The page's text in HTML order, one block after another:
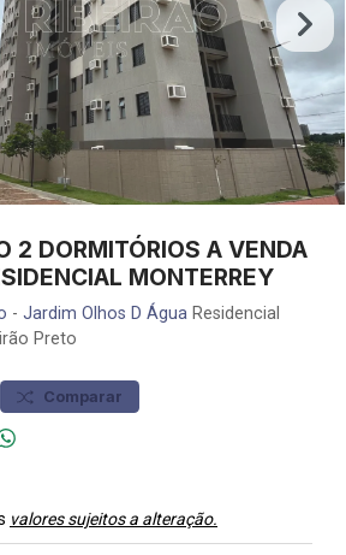
2 DORMITÓRIOS A VENDA
MONTERREY
- Jardim Olhos D Água Residencial
Preto
Comparar
valores sujeitos a alteração.